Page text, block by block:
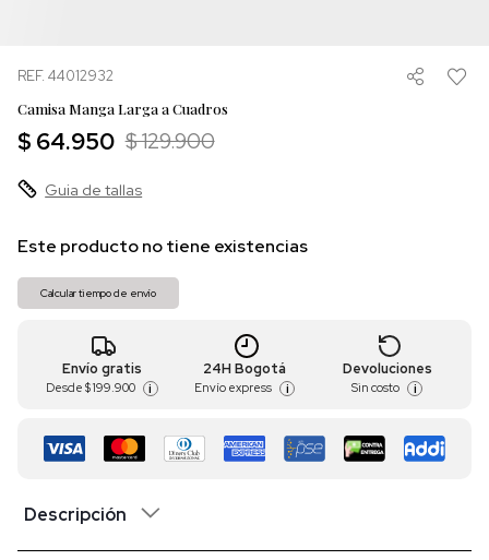
REF. 44012932
Camisa Manga Larga a Cuadros
$ 64.950 $ 129.900
Guia de tallas
Este producto no tiene existencias
Calcular tiempo de envío
Envío gratis
Desde $ 199.900 i
24H Bogotá
Envío express i
Devoluciones
Sin costo i
Descripción